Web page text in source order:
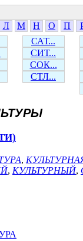
Л М Н О П
САТ...
СИТ...
СОК...
СТЛ...
,
, КУЛЬТУРНЫЙ,